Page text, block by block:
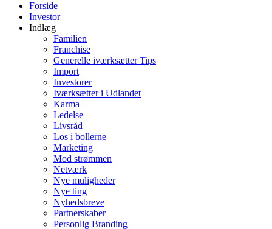
Forside
Investor
Indlæg
Familien
Franchise
Generelle iværksætter Tips
Import
Investorer
Iværksætter i Udlandet
Karma
Ledelse
Livsråd
Los i bollerne
Marketing
Mod strømmen
Netværk
Nye muligheder
Nye ting
Nyhedsbreve
Partnerskaber
Personlig Branding